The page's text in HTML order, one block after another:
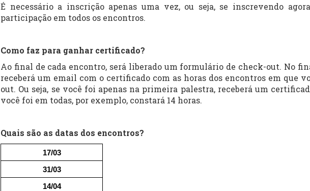
É necessário a inscrição apenas uma vez, ou seja, se inscrevendo
participação em todos os encontros.
Como faz para ganhar certificado?
Ao final de cada encontro, será liberado um formulário de check-out. No
receberá um email com o certificado com as horas dos encontros em que
out. Ou seja, se você foi apenas na primeira palestra, receberá um
você foi em todas, por exemplo, constará 14 horas.
Quais são as datas dos encontros?
17/03
31/03
14/04